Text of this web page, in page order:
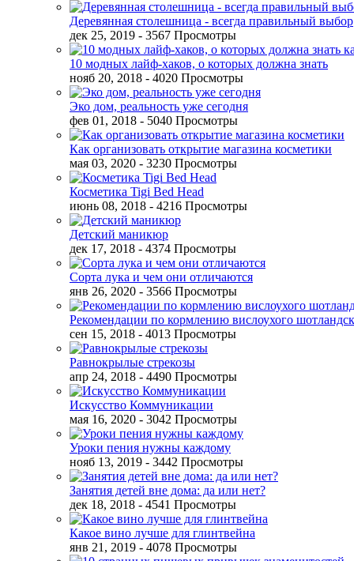
Деревянная столешница - всегда правильный выбор
дек 25, 2019 - 3567 Просмотры
10 модных лайф-хаков, о которых должна знать
нояб 20, 2018 - 4020 Просмотры
Эко дом, реальность уже сегодня
фев 01, 2018 - 5040 Просмотры
Как организовать открытие магазина косметики
мая 03, 2020 - 3230 Просмотры
Косметика Tigi Bed Head
июнь 08, 2018 - 4216 Просмотры
Детский маникюр
дек 17, 2018 - 4374 Просмотры
Сорта лука и чем они отличаются
янв 26, 2020 - 3566 Просмотры
Рекомендации по кормлению вислоухого
сен 15, 2018 - 4013 Просмотры
Равнокрылые стрекозы
апр 24, 2018 - 4490 Просмотры
Искусство Коммуникации
мая 16, 2020 - 3042 Просмотры
Уроки пения нужны каждому
нояб 13, 2019 - 3442 Просмотры
Занятия детей вне дома: да или нет?
дек 18, 2018 - 4541 Просмотры
Какое вино лучше для глинтвейна
янв 21, 2019 - 4078 Просмотры